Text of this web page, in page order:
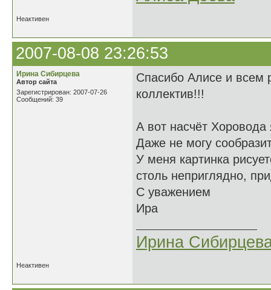
Неактивен
2007-08-08 23:26:53
Ирина Сибирцева
Автор сайта
Зарегистрирован: 2007-07-26
Сообщений: 39
Спасибо Алисе и всем
коллектив!!!
А вот насчёт
Даже не могу
У меня картинка
столь неприглядно,
С уважением
Ира
Ирина
Неактивен